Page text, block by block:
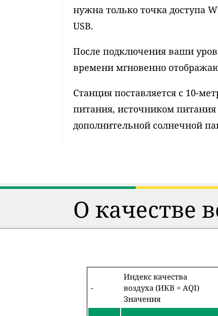
нужна только точка доступа
USB.
После подключения ваши
времени мгновенно
Станция поставляется с 10-
питания, источником
дополнительной солнечной
О качестве
-
Индекс качества
воздуха (ИКВ = AQI)
Значения